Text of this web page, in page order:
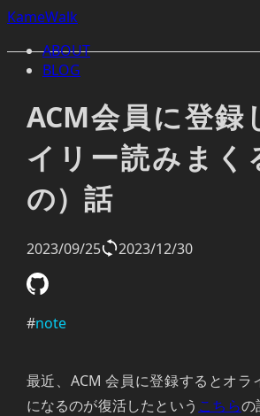
KameWalk
ABOUT
BLOG
ACM会員に登録
イリー読みまく
の）話
2023/09/25 2023/12/30
#note
最近、ACM 会員に登録するとオラ
になるのが復活したという こちらの